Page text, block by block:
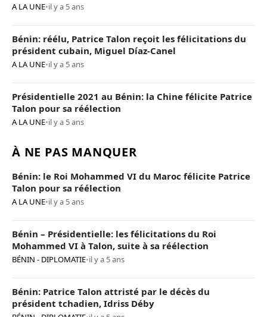
A LA UNE•il y a 5 ans
Bénin: réélu, Patrice Talon reçoit les félicitations du
président cubain, Miguel Díaz-Canel
A LA UNE•il y a 5 ans
Présidentielle 2021 au Bénin: la Chine félicite Patrice
Talon pour sa réélection
A LA UNE•il y a 5 ans
À NE PAS MANQUER
Bénin: le Roi Mohammed VI du Maroc félicite Patrice
Talon pour sa réélection
A LA UNE•il y a 5 ans
Bénin – Présidentielle: les félicitations du Roi
Mohammed VI à Talon, suite à sa réélection
BÉNIN - DIPLOMATIE•il y a 5 ans
Bénin: Patrice Talon attristé par le décès du
président tchadien, Idriss Déby